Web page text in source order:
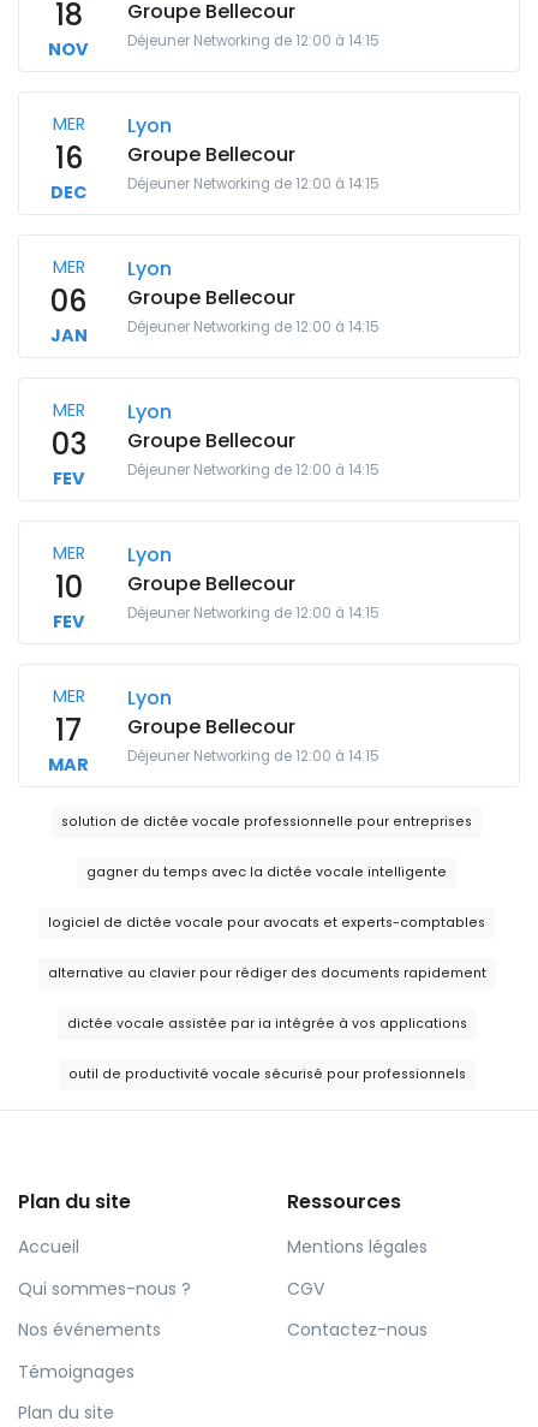
18
NOV
Groupe Bellecour
Déjeuner Networking de 12:00 à 14:15
MER
16
DEC
Lyon
Groupe Bellecour
Déjeuner Networking de 12:00 à 14:15
MER
06
JAN
Lyon
Groupe Bellecour
Déjeuner Networking de 12:00 à 14:15
MER
03
FEV
Lyon
Groupe Bellecour
Déjeuner Networking de 12:00 à 14:15
MER
10
FEV
Lyon
Groupe Bellecour
Déjeuner Networking de 12:00 à 14:15
MER
17
MAR
Lyon
Groupe Bellecour
Déjeuner Networking de 12:00 à 14:15
solution de dictée vocale professionnelle pour entreprises
gagner du temps avec la dictée vocale intelligente
logiciel de dictée vocale pour avocats et experts-comptables
alternative au clavier pour rédiger des documents rapidement
dictée vocale assistée par ia intégrée à vos applications
outil de productivité vocale sécurisé pour professionnels
Plan du site
Accueil
Qui sommes-nous ?
Nos événements
Témoignages
Plan du site
Ressources
Mentions légales
CGV
Contactez-nous